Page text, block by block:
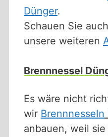
Dünger.
Schauen Sie
unsere weiteren
Brennnessel
Es wäre nicht
wir Brennnesseln
anbauen, weil